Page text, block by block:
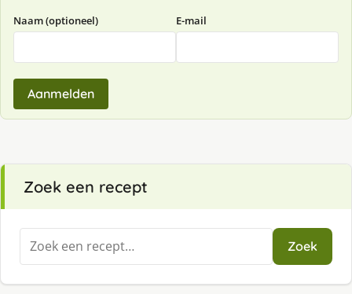
Naam (optioneel) E-mail
Aanmelden
Zoek een recept
Zoeken
naar:
Zoek